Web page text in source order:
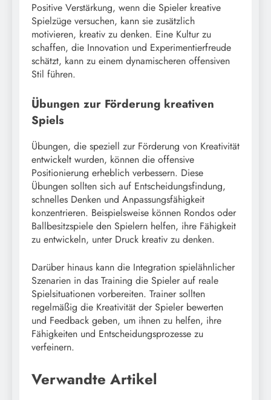
Positive Verstärkung, wenn die Spieler kreative
Spielzüge versuchen, kann sie zusätzlich
motivieren, kreativ zu denken. Eine Kultur zu
schaffen, die Innovation und Experimentierfreude
schätzt, kann zu einem dynamischeren offensiven
Stil führen.
Übungen zur Förderung kreativen
Spiels
Übungen, die speziell zur Förderung von Kreativität
entwickelt wurden, können die offensive
Positionierung erheblich verbessern. Diese
Übungen sollten sich auf Entscheidungsfindung,
schnelles Denken und Anpassungsfähigkeit
konzentrieren. Beispielsweise können Rondos oder
Ballbesitzspiele den Spielern helfen, ihre Fähigkeit
zu entwickeln, unter Druck kreativ zu denken.
Darüber hinaus kann die Integration spielähnlicher
Szenarien in das Training die Spieler auf reale
Spielsituationen vorbereiten. Trainer sollten
regelmäßig die Kreativität der Spieler bewerten
und Feedback geben, um ihnen zu helfen, ihre
Fähigkeiten und Entscheidungsprozesse zu
verfeinern.
Verwandte Artikel